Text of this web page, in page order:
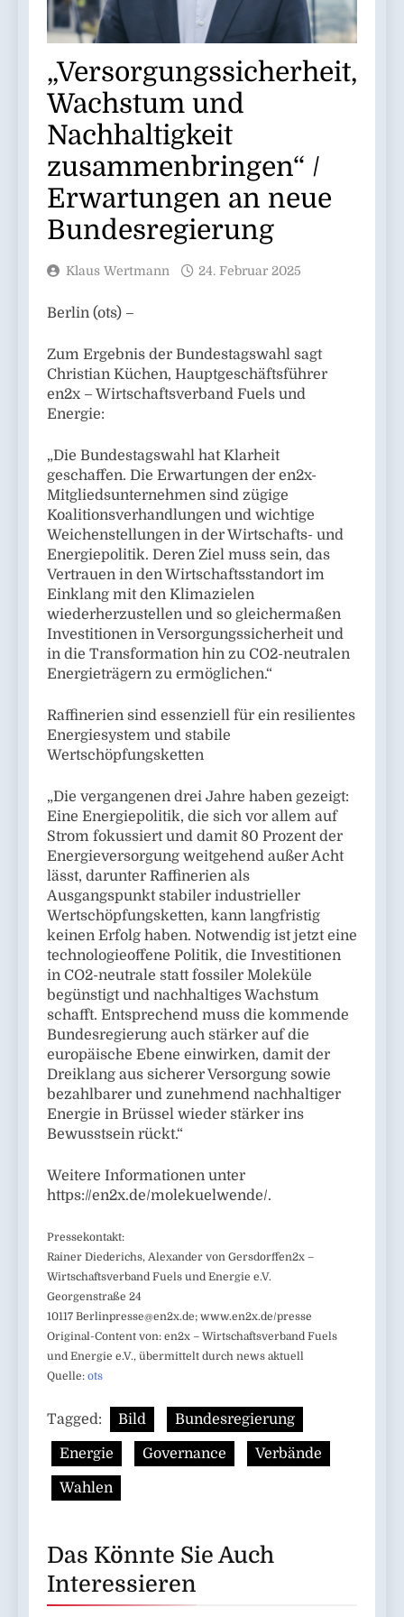
„Versorgungssicherheit,
Wachstum und
Nachhaltigkeit
zusammenbringen“ /
Erwartungen an neue
Bundesregierung
Klaus Wertmann 24. Februar 2025
Berlin (ots) –
Zum Ergebnis der Bundestagswahl sagt
Christian Küchen, Hauptgeschäftsführer
en2x – Wirtschaftsverband Fuels und
Energie:
„Die Bundestagswahl hat Klarheit
geschaffen. Die Erwartungen der en2x-
Mitgliedsunternehmen sind zügige
Koalitionsverhandlungen und wichtige
Weichenstellungen in der Wirtschafts- und
Energiepolitik. Deren Ziel muss sein, das
Vertrauen in den Wirtschaftsstandort im
Einklang mit den Klimazielen
wiederherzustellen und so gleichermaßen
Investitionen in Versorgungssicherheit und
in die Transformation hin zu CO2-neutralen
Energieträgern zu ermöglichen.“
Raffinerien sind essenziell für ein resilientes
Energiesystem und stabile
Wertschöpfungsketten
„Die vergangenen drei Jahre haben gezeigt:
Eine Energiepolitik, die sich vor allem auf
Strom fokussiert und damit 80 Prozent der
Energieversorgung weitgehend außer Acht
lässt, darunter Raffinerien als
Ausgangspunkt stabiler industrieller
Wertschöpfungsketten, kann langfristig
keinen Erfolg haben. Notwendig ist jetzt eine
technologieoffene Politik, die Investitionen
in CO2-neutrale statt fossiler Moleküle
begünstigt und nachhaltiges Wachstum
schafft. Entsprechend muss die kommende
Bundesregierung auch stärker auf die
europäische Ebene einwirken, damit der
Dreiklang aus sicherer Versorgung sowie
bezahlbarer und zunehmend nachhaltiger
Energie in Brüssel wieder stärker ins
Bewusstsein rückt.“
Weitere Informationen unter
https://en2x.de/molekuelwende/.
Pressekontakt:
Rainer Diederichs, Alexander von Gersdorffen2x –
Wirtschaftsverband Fuels und Energie e.V.
Georgenstraße 24
10117 Berlinpresse@en2x.de; www.en2x.de/presse
Original-Content von: en2x – Wirtschaftsverband Fuels
und Energie e.V., übermittelt durch news aktuell
Quelle: ots
Tagged: Bild Bundesregierung
Energie Governance Verbände
Wahlen
Das Könnte Sie Auch
Interessieren